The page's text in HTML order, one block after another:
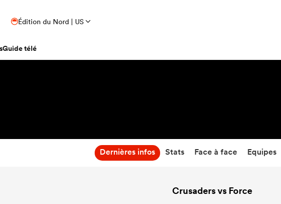
Édition du Nord | US
Guide télé
Dernières infos Stats Face à face Equipes
Crusaders vs Force